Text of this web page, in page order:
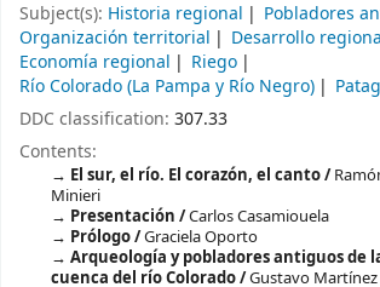
Subject(s): Historia regional
Pobladores
Organización territorial
Desarrollo
Economía regional
Riego
Río Colorado (La Pampa y Río Negro)
DDC classification: 307.33
Contents:
El sur, el río. El corazón, el canto /
Minieri
Presentación /Carlos Casamiouela
Prólogo /Graciela Oporto
Arqueología y pobladores antiguos de
cuenca del río Colorado /Gustavo Martínez